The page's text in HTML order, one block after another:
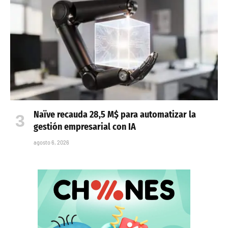
Naïve recauda 28,5 M$ para automatizar la
gestión empresarial con IA
agosto 6, 2026